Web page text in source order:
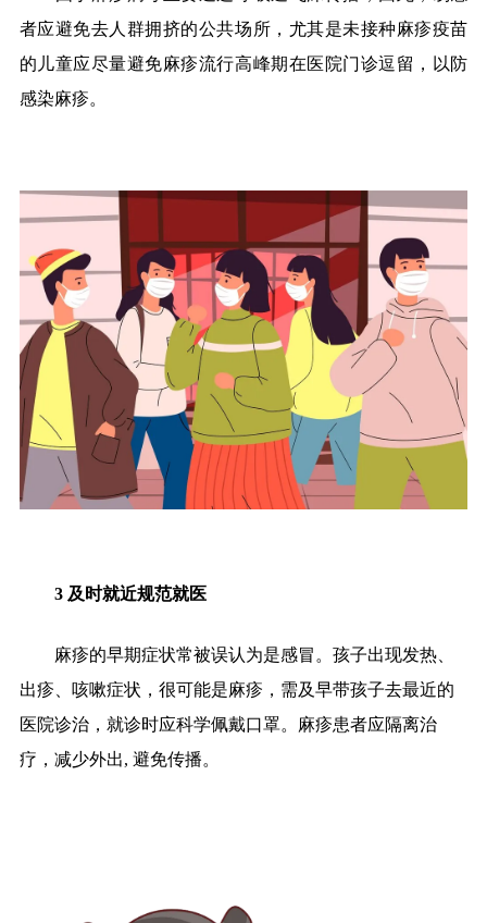
者应避免去人群拥挤的公共场所，尤其是未接种麻疹疫苗
的儿童应尽量避免麻疹流行高峰期在医院门诊逗留，以防
感染麻疹。
3 及时就近规范就医
麻疹的早期症状常被误认为是感冒。孩子出现发热、
出疹、咳嗽症状，很可能是麻疹，需及早带孩子去最近的
医院诊治，就诊时应科学佩戴口罩。麻疹患者应隔离治
疗，减少外出, 避免传播。